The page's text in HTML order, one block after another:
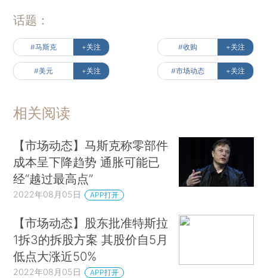
话题：
#马斯克 +关注 #收购 +关注
#美元 +关注 #市场动态 +关注
相关阅读
【市场动态】马斯克称零部件
成本呈下降趋势 通胀可能已
经“越过最高点”
2022年08月05日 APP打开
【市场动态】股东批准特斯拉
1拆3的拆股方案 其股价自5月
低点大涨近50%
2022年08月05日 APP打开